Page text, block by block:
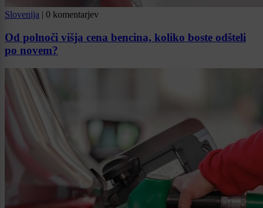
Slovenija | 0 komentarjev
Od polnoči višja cena bencina, koliko boste odšteli
po novem?